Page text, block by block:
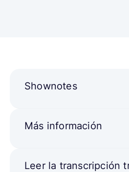
Shownotes
Más información
Leer la transcripción